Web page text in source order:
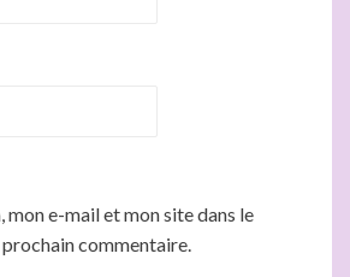
mon e-mail et mon site dans le
commentaire.